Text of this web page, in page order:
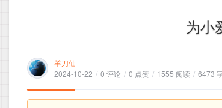
为小
羊刀仙
2024-10-22 / 0 评论 / 0 点赞 / 1555 阅读 / 6473